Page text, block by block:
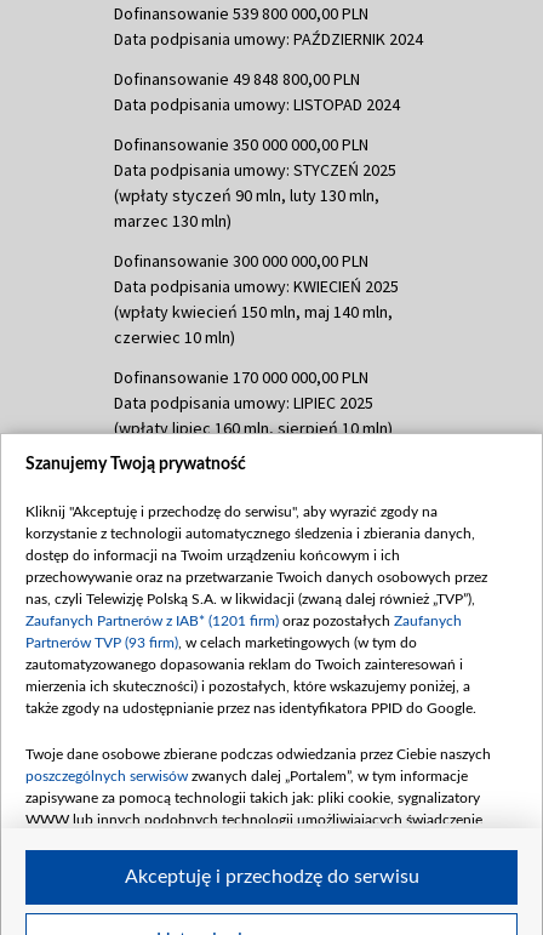
Dofinansowanie 539 800 000,00 PLN
Data podpisania umowy: PAŹDZIERNIK 2024
Dofinansowanie 49 848 800,00 PLN
Data podpisania umowy: LISTOPAD 2024
Dofinansowanie 350 000 000,00 PLN
Data podpisania umowy: STYCZEŃ 2025
(wpłaty styczeń 90 mln, luty 130 mln,
marzec 130 mln)
Dofinansowanie 300 000 000,00 PLN
Data podpisania umowy: KWIECIEŃ 2025
(wpłaty kwiecień 150 mln, maj 140 mln,
czerwiec 10 mln)
Dofinansowanie 170 000 000,00 PLN
Data podpisania umowy: LIPIEC 2025
(wpłaty lipiec 160 mln, sierpień 10 mln)
Dofinansowanie 60 000 000,00 PLN
(wpłata wrzesień 60 mln)
Dofinansowanie 635 783 051,21 PLN
Data podpisania umowy: WRZESIEŃ 2025
(wpłata wrzesień 100 mln, październik 350
mln, listopad 265 mln)
Dofinansowanie 48 862 000,00 PLN
Data podpisania umowy: GRUDZIEŃ 2025
Dofinansowanie 900 000 000,00 PLN
Data podpisania umowy: LUTY 2026 (wpłata
26 lutego 80 mln, 4 marca 370 mln,8
czerwca 90 mln)
Szanujemy Twoją prywatność
Kliknij "Akceptuję i przechodzę do serwisu", aby wyrazić zgody na
korzystanie z technologii automatycznego śledzenia i zbierania danych,
dostęp do informacji na Twoim urządzeniu końcowym i ich
przechowywanie oraz na przetwarzanie Twoich danych osobowych przez
nas, czyli Telewizję Polską S.A. w likwidacji (zwaną dalej również „TVP”),
Zaufanych Partnerów z IAB* (1201 firm) oraz pozostałych Zaufanych
Partnerów TVP (93 firm) , w celach marketingowych (w tym do
zautomatyzowanego dopasowania reklam do Twoich zainteresowań i
mierzenia ich skuteczności) i pozostałych, które wskazujemy poniżej, a
także zgody na udostępnianie przez nas identyfikatora PPID do Google.
Twoje dane osobowe zbierane podczas odwiedzania przez Ciebie naszych
poszczególnych serwisów zwanych dalej „Portalem”, w tym informacje
zapisywane za pomocą technologii takich jak: pliki cookie, sygnalizatory
WWW lub innych podobnych technologii umożliwiających świadczenie
Twoje dane osobowe zbierane podczas odwiedzania przez Ciebie
Akceptuję i przechodzę do serwisu